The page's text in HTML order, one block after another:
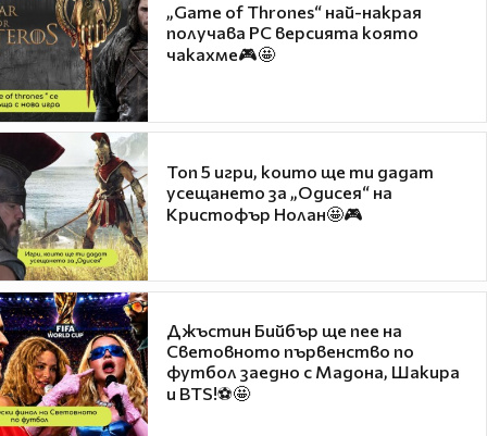
„Game of Thrones“ най-накрая
получава PC версията която
чакахме🎮🤩
Топ 5 игри, които ще ти дадат
усещането за „Одисея“ на
Кристофър Нолан🤩🎮
Джъстин Бийбър ще пее на
Световното първенство по
футбол заедно с Мадона, Шакира
и BTS!⚽🤩